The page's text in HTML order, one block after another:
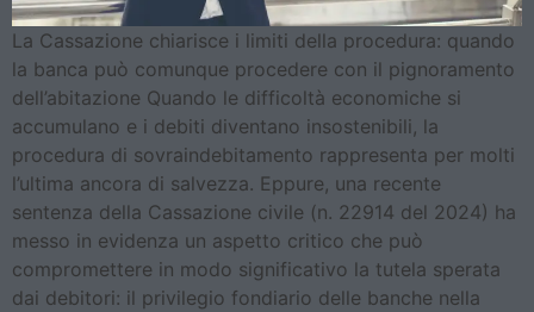
La Cassazione chiarisce i limiti della procedura: quando
la banca può comunque procedere con il pignoramento
dell’abitazione Quando le difficoltà economiche si
accumulano e i debiti diventano insostenibili, la
procedura di sovraindebitamento rappresenta per molti
l’ultima ancora di salvezza. Eppure, una recente
sentenza della Cassazione civile (n. 22914 del 2024) ha
messo in evidenza un aspetto critico che può
compromettere in modo significativo la tutela sperata
dai debitori: il privilegio fondiario delle banche nella